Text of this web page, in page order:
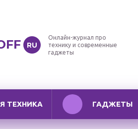
RU
Онлайн-журнал про
технику и современные
гаджеты
ТЕХНИКА ГАДЖЕТЫ